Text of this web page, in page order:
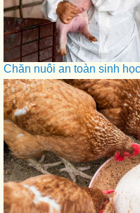
Chăn nuôi an toàn sinh